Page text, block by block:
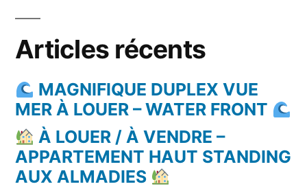
Articles récents
MAGNIFIQUE DUPLEX VUE
MER À LOUER – WATER FRONT
À LOUER / À VENDRE –
APPARTEMENT HAUT STANDING
AUX ALMADIES